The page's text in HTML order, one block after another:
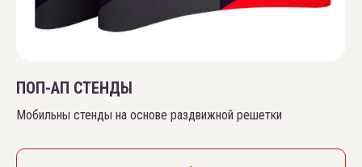
ПОП-АП СТЕНДЫ
Мобильны стенды на основе раздвижной решетки